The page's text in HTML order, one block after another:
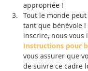
appropriée !
Tout le monde
tant que bénévole !
inscrire, nous vous
Instructions pour
vous assurer que
de suivre ce cadre